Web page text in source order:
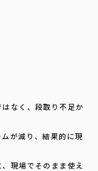
なく、段取り不足か
が減り、結果的に現
現場でそのまま使え